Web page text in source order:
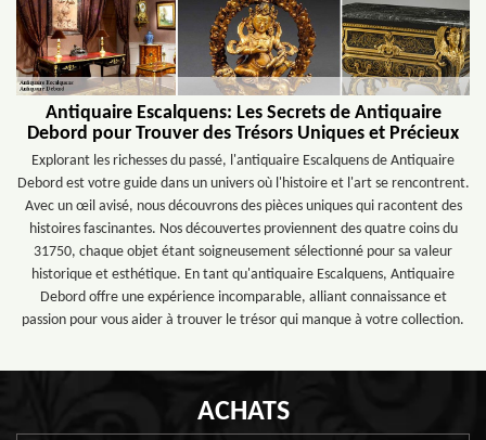
Antiquaire Escalquens: Les Secrets de Antiquaire
Debord pour Trouver des Trésors Uniques et Précieux
Explorant les richesses du passé, l'antiquaire Escalquens de Antiquaire
Debord est votre guide dans un univers où l'histoire et l'art se rencontrent.
Avec un œil avisé, nous découvrons des pièces uniques qui racontent des
histoires fascinantes. Nos découvertes proviennent des quatre coins du
31750, chaque objet étant soigneusement sélectionné pour sa valeur
historique et esthétique. En tant qu'antiquaire Escalquens, Antiquaire
Debord offre une expérience incomparable, alliant connaissance et
passion pour vous aider à trouver le trésor qui manque à votre collection.
ACHATS